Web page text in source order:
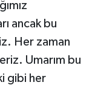
ancak bu
Her zaman
Umarım bu
gibi her